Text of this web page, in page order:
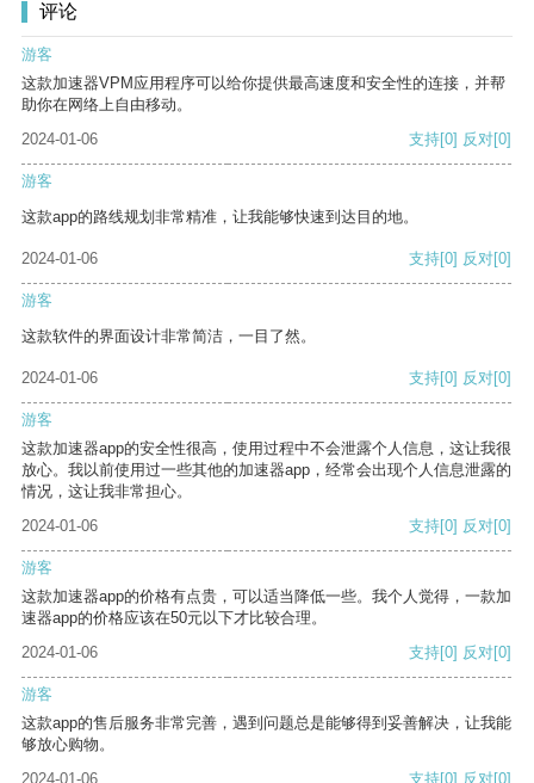
评论
游客
这款加速器VPM应用程序可以给你提供最高速度和安全性的连接，并帮
助你在网络上自由移动。
2024-01-06
支持[0] 反对[0]
游客
这款app的路线规划非常精准，让我能够快速到达目的地。
2024-01-06 支持[0] 反对[0]
游客
这款软件的界面设计非常简洁，一目了然。
2024-01-06 支持[0] 反对[0]
游客
这款加速器app的安全性很高，使用过程中不会泄露个人信息，这让我很
放心。我以前使用过一些其他的加速器app，经常会出现个人信息泄露的
情况，这让我非常担心。
2024-01-06
支持[0] 反对[0]
游客
这款加速器app的价格有点贵，可以适当降低一些。我个人觉得，一款加
速器app的价格应该在50元以下才比较合理。
2024-01-06
支持[0] 反对[0]
游客
这款app的售后服务非常完善，遇到问题总是能够得到妥善解决，让我能
够放心购物。
2024-01-06
支持[0] 反对[0]